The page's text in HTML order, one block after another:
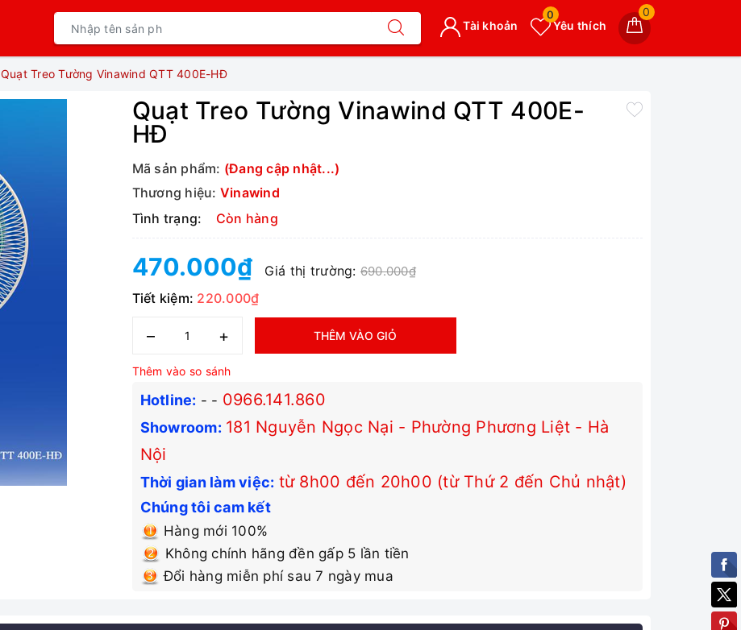
0
Yêu thích
0
Tài khoản
Quạt Treo Tường Vinawind QTT 400E-HĐ
Quạt Treo Tường Vinawind QTT 400E-
HĐ
Mã sản phẩm: (Đang cập nhật...)
Thương hiệu: Vinawind
Tình trạng:
Còn hàng
470.000₫ Giá thị trường: 690.000₫
Tiết kiệm: 220.000₫
– + THÊM VÀO GIỎ
Thêm vào so sánh
Hotline: - - 0966.141.860
Showroom: 181 Nguyễn Ngọc Nại - Phường Phương Liệt - Hà
Nội
Thời gian làm việc: từ 8h00 đến 20h00 (từ Thứ 2 đến Chủ nhật)
Chúng tôi cam kết
Hàng mới 100%
Không chính hãng đền gấp 5 lần tiền
Đổi hàng miễn phí sau 7 ngày mua